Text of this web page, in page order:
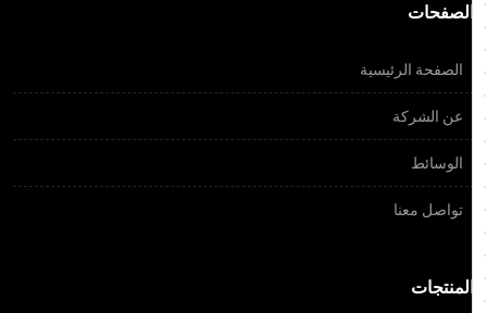
الصفحات
الصفحة الرئيسية
عن الشركة
الوسائط
تواصل معنا
المنتجات